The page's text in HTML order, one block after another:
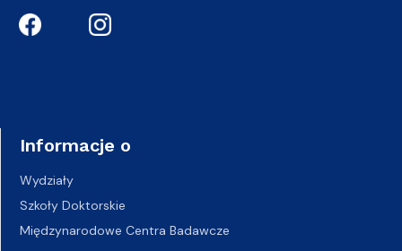
Informacje o
Wydziały
Szkoły Doktorskie
Międzynarodowe Centra Badawcze